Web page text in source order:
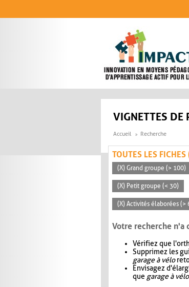
VIGNETTES DE
Accueil Recherche
TOUTES LES
(X) Grand groupe (> 100)
(X) Petit groupe (< 30)
(X) Activités élaborées (>
Votre recherche n'a
Vérifiez que
Supprimez les
garage à vélo
Envisagez
que garage à vélo